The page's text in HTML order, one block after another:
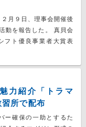
月９日、理事会開催後
動を報告した。 真貝会
フト優良事業者大賞表
力紹介「トラマ
所で配布
ー確保の一助とするた